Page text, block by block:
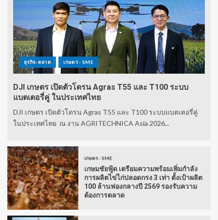
ธุรกิจ-ตลาด เกษตร - SME
DJI เกษตร เปิดตัวโดรน Agras T55 และ T100 ระบบ
แบตเตอรี่คู่ ในประเทศไทย
DJI เกษตร เปิดตัวโดรน Agras T55 และ T100 ระบบแบตเตอรี่คู่
ในประเทศไทย ณ งาน AGRITECHNICA Asia 2026...
เกษตร - SME
เกษมชัยฟู้ด เตรียมความพร้อมเพิ่มกำลัง
การผลิตไข่ไก่ปลอดกรง 3 เท่า ตั้งเป้าผลิต
100 ล้านฟองกลางปี 2569 รองรับความ
ต้องการตลาด